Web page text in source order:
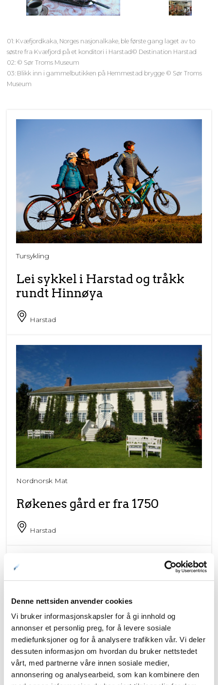
Denne nettsiden anvender cookies
Vi bruker informasjonskapsler for å gi innhold og
annonser et personlig preg, for å levere sosiale
mediefunksjoner og for å analysere trafikken vår. Vi deler
dessuten informasjon om hvordan du bruker nettstedet
vårt, med partnerne våre innen sosiale medier,
annonsering og analysearbeid, som kan kombinere den
01: Kvæfjordkaka, Norges nasjonalkake, ble første gang laget av to
søstre fra Kvæfjord på et konditori i Harstad© Destination Harstad
02: © Sør Troms Museum
03: Blikk inn i gammelbutikken på Hemmestad brygge © Sør Troms
Museum
Tursykling
Lei sykkel i Harstad og tråkk
rundt Hinnøya
Harstad
Nordnorsk Mat
Røkenes gård er fra 1750
Harstad